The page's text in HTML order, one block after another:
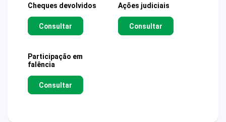
Cheques devolvidos
Consultar
Ações judiciais
Consultar
Participação em
falência
Consultar